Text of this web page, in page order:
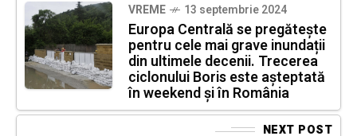
VREME 13 septembrie 2024
Europa Centrală se pregătește
pentru cele mai grave inundații
din ultimele decenii. Trecerea
ciclonului Boris este așteptată
în weekend și în România
NEXT POST